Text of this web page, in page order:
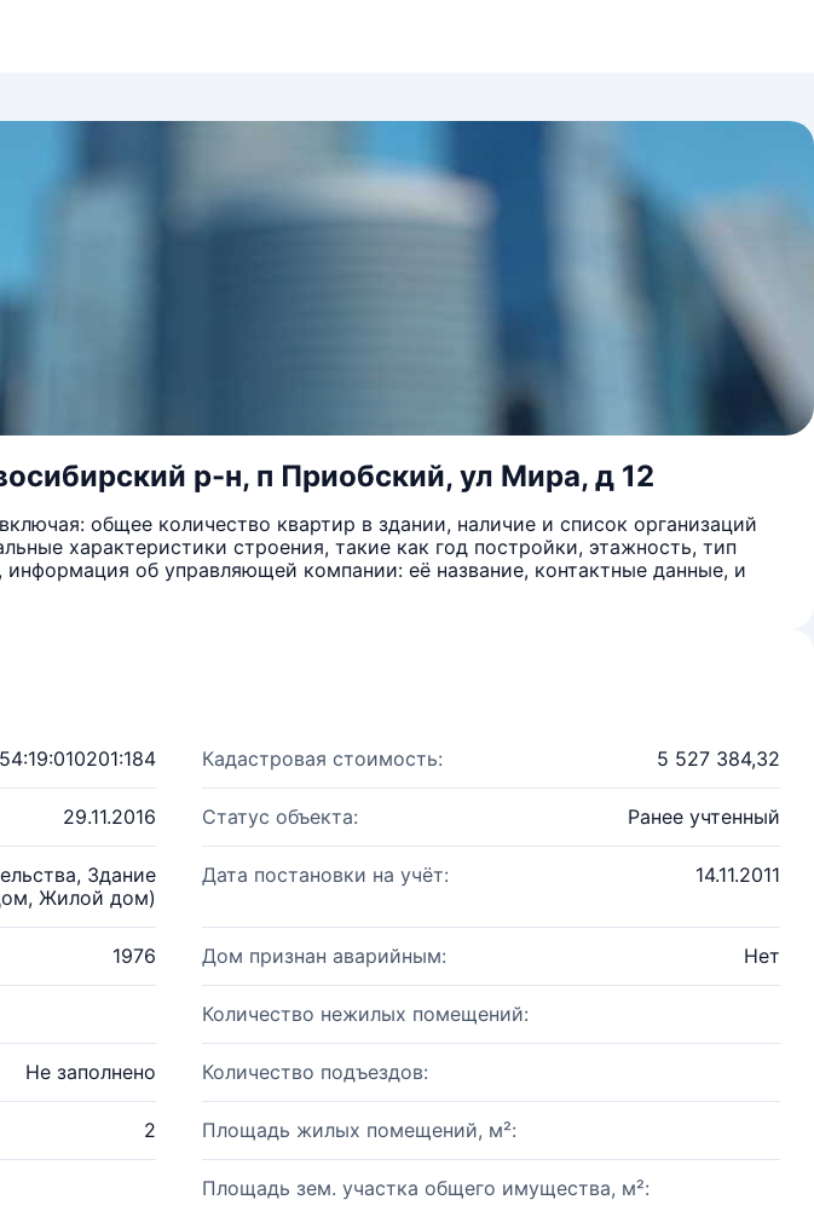
р-н, п Приобский, ул Мира, д 12
общее количество квартир в здании, наличие и список организаций
характеристики строения, такие как год постройки, этажность, тип
об управляющей компании: её название, контактные данные, и
54:19:010201:184 Кадастровая стоимость: 5 527 384,32
29.11.2016 Статус объекта: Ранее учтенный
Здание
Жилой дом)
Дата постановки на учёт: 14.11.2011
1976 Дом признан аварийным: Нет
Количество нежилых помещений:
Не заполнено Количество подъездов:
2 Площадь жилых помещений, м²:
Площадь зем. участка общего имущества, м²: